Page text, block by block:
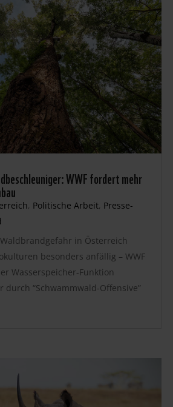
WWF fordert mehr
, Politische Arbeit, Presse-
in Österreich
besonders anfällig – WWF
Wasserspeicher-Funktion
“Schwammwald-Offensive”